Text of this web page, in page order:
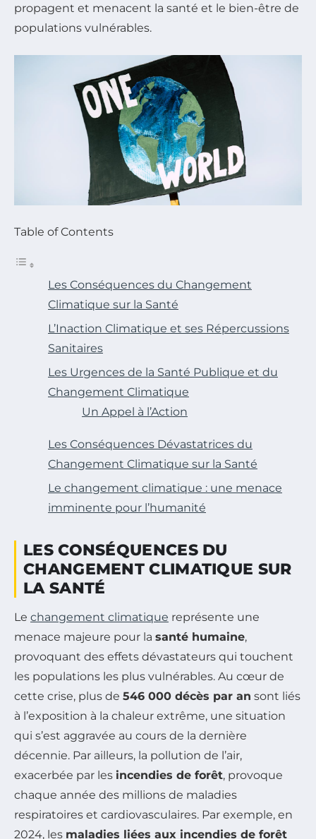
propagent et menacent la santé et le bien-être de
populations vulnérables.
Table of Contents
Les Conséquences du Changement
Climatique sur la Santé
L’Inaction Climatique et ses Répercussions
Sanitaires
Les Urgences de la Santé Publique et du
Changement Climatique
Un Appel à l’Action
Les Conséquences Dévastatrices du
Changement Climatique sur la Santé
Le changement climatique : une menace
imminente pour l’humanité
LES CONSÉQUENCES DU
CHANGEMENT CLIMATIQUE SUR
LA SANTÉ
Le changement climatique représente une
menace majeure pour la santé humaine,
provoquant des effets dévastateurs qui touchent
les populations les plus vulnérables. Au cœur de
cette crise, plus de 546 000 décès par an sont liés
à l’exposition à la chaleur extrême, une situation
qui s’est aggravée au cours de la dernière
décennie. Par ailleurs, la pollution de l’air,
exacerbée par les incendies de forêt, provoque
chaque année des millions de maladies
respiratoires et cardiovasculaires. Par exemple, en
2024, les maladies liées aux incendies de forêt